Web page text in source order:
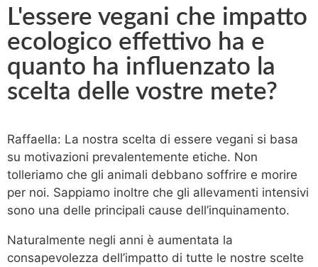
L'essere vegani che impatto
ecologico effettivo ha e
quanto ha influenzato la
scelta delle vostre mete?
Raffaella: La nostra scelta di essere vegani si basa
su motivazioni prevalentemente etiche. Non
tolleriamo che gli animali debbano soffrire e morire
per noi. Sappiamo inoltre che gli allevamenti intensivi
sono una delle principali cause dell’inquinamento.
Naturalmente negli anni è aumentata la
consapevolezza dell’impatto di tutte le nostre scelte